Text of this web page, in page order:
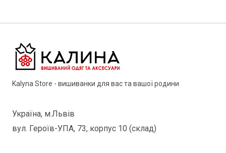
Kalyna Store - вишиванки для вас та вашої родини
Україна, м.Львів
вул. Героїв-УПА, 73, корпус 10 (склад)